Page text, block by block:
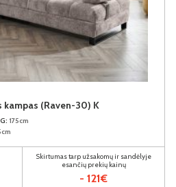
kampas (Raven-30) K
G: 175cm
Skirtumas tarp užsakomų ir sandėlyje
esančių prekių kainų
- 121€